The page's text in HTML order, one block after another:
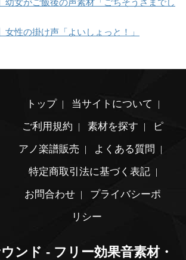
女性の掛け声「よいしょっと！」
トップ
当サイトについて
ご利用規約
素材を探す
ピ
アノ楽譜販売
よくある質問
特定商取引法に基づく表記
お問合わせ
プライバシーポ
リシー
ンド - フリー効果音素材・